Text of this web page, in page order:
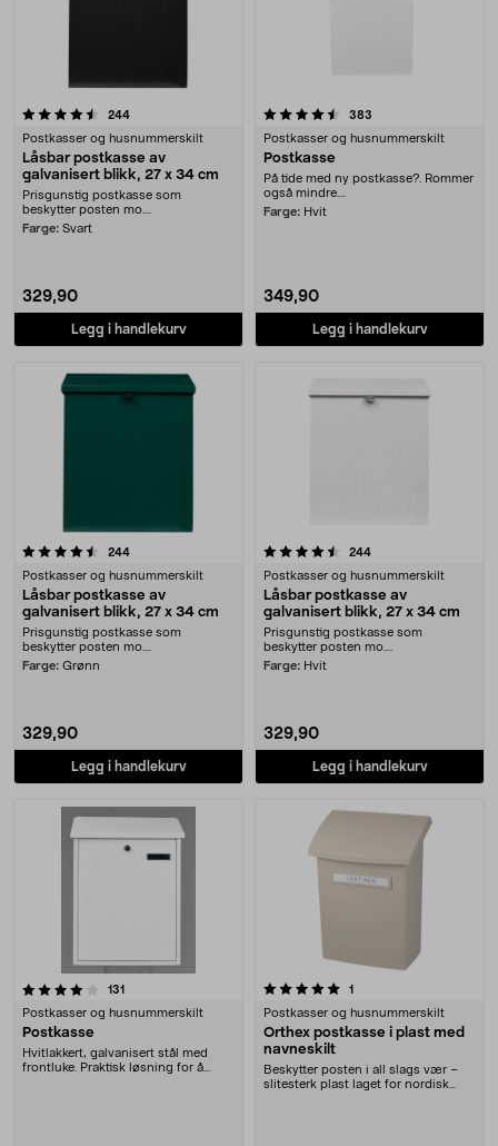
244anmeldelser
Postkasser og husnummerskilt
Låsbar postkasse av
galvanisert blikk, 27 x 34 cm
Prisgunstig postkasse som
beskytter posten mo....
Farge: Svart
329,90
Legg i handlekurv
4.5 av 5 stjerner 383
Postkasser og husnummerskilt
Postkasse
På tide med ny postkasse?. Rommer
også mindre....
Farge: Hvit
349,90
Legg i handlekurv
244anmeldelser
Postkasser og husnummerskilt
Låsbar postkasse av
galvanisert blikk, 27 x 34 cm
Prisgunstig postkasse som
beskytter posten mo....
Farge: Grønn
329,90
Legg i handlekurv
4.5 av 5 stjerner 244anmeldelser
Postkasser og husnummerskilt
Låsbar postkasse av
galvanisert blikk, 27 x 34 cm
Prisgunstig postkasse som
beskytter posten mo....
Farge: Hvit
329,90
Legg i handlekurv
131
Postkasser og husnummerskilt
Postkasse
Hvitlakkert, galvanisert stål med
frontluke. Praktisk løsning for å
5.0 av 5 stjerner 1
Postkasser og husnummerskilt
Orthex postkasse i plast med
navneskilt
Beskytter posten i all slags vær –
slitesterk plast laget for nordisk